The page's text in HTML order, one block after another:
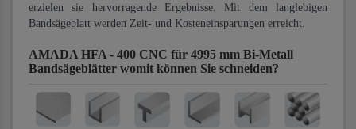
erzielen sie hervorragende Ergebnisse. Mit dem langlebigen
Bandsägeblatt werden Zeit- und Kosteneinsparungen erreicht.
AMADA HFA - 400 CNC für 4995 mm Bi-Metall
Bandsägeblätter womit können Sie schneiden?